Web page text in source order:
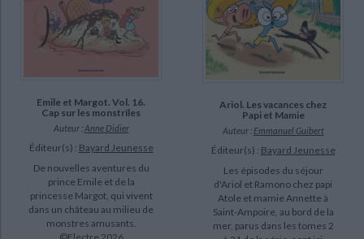
Emile et Margot. Vol. 16.
Cap sur les monstrîles
Auteur :Anne Didier
Éditeur(s) : Bayard Jeunesse
De nouvelles aventures du
prince Emile et de la
princesse Margot, qui vivent
dans un château au milieu de
monstres amusants.
Ariol. Les vacances chez
Papi et Mamie
Auteur : Emmanuel Guibert
Éditeur(s) : Bayard Jeunesse
Les épisodes du séjour
d'Ariol et Ramono chez papi
Atole et mamie Annette à
Saint-Ampoire, au bord de la
mer, parus dans les tomes 2